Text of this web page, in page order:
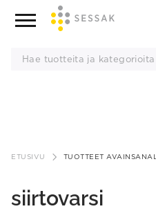
sisältöön
ETUSIVU TUOTTEET
siirtovarsi